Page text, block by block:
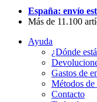
España: envío
Más de 11.100
Ayuda
¿Dónde
Gastos de
Métodos de
Contacto